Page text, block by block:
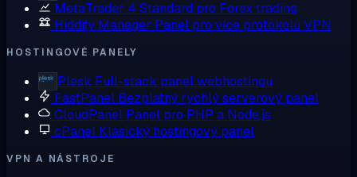
MetaTrader 4 Standard pro Forex trading
Hiddify Manager Panel pro více protokolů VPN
HOSTINGOVÉ PANELY
Plesk Full-stack panel webhostingu
FastPanel Bezplatný rychlý serverový panel
CloudPanel Panel pro PHP a Node.js
cPanel Klasický hostingový panel
VPN A NÁSTROJE